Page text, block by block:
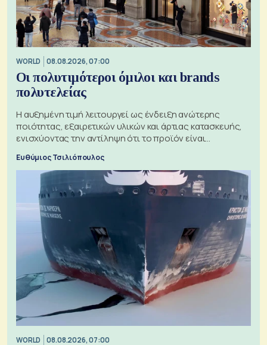
WORLD 08.08.2026, 07:00
Οι πολυτιμότεροι όμιλοι και brands
πολυτελείας
Η αυξημένη τιμή λειτουργεί ως ένδειξη ανώτερης
ποιότητας, εξαιρετικών υλικών και άρτιας κατασκευής,
ενισχύοντας την αντίληψη ότι το προϊόν είναι
Ευθύμιος Τσιλιόπουλος
WORLD 08.08.2026, 07:00